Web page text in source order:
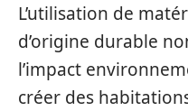
L’utilisation de
d’origine durable
l’impact
créer des